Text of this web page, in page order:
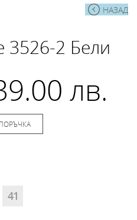
НАЗАД
3526-2 Бели
лв.
41